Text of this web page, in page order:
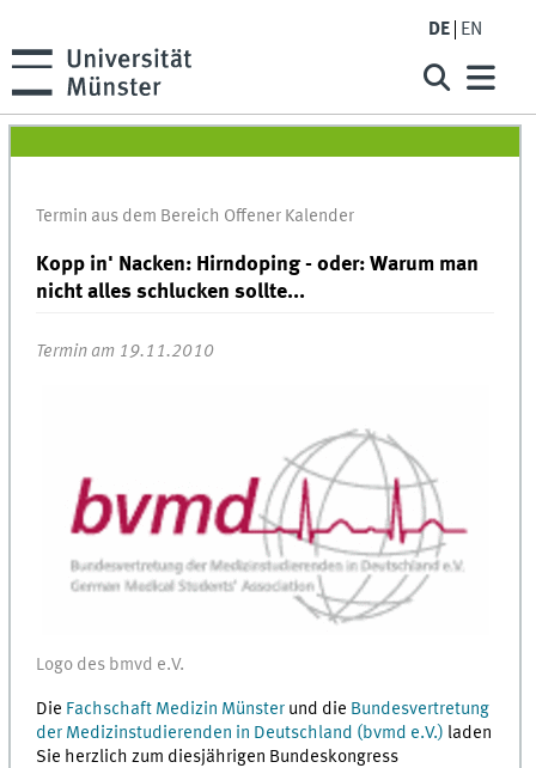
DE EN
Termin aus dem Bereich Offener Kalender
Kopp in' Nacken: Hirndoping - oder: Warum man
nicht alles schlucken sollte...
Termin am 19.11.2010
Logo des bmvd e.V.
Die Fachschaft Medizin Münster und die Bundesvertretung
der Medizinstudierenden in Deutschland (bvmd e.V.) laden
Sie herzlich zum diesjährigen Bundeskongress